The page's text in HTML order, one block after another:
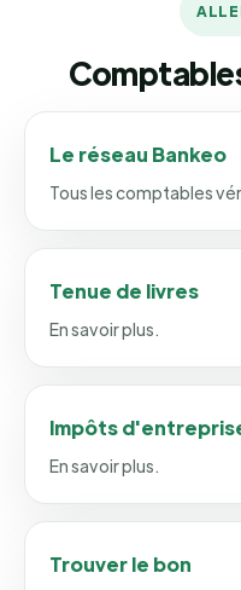
Le réseau Bankeo
Tous les comptables
Tenue de livres
En savoir plus.
Impôts
En savoir plus.
Trouver le bon